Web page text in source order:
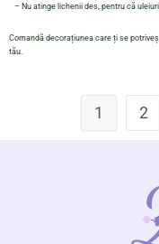
– Nu atinge lichenii des, pentru că
Comandă decorațiunea care ți se
tău.
1 2